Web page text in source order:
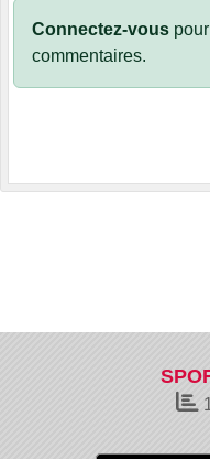
Connectez-vous
commentaires.